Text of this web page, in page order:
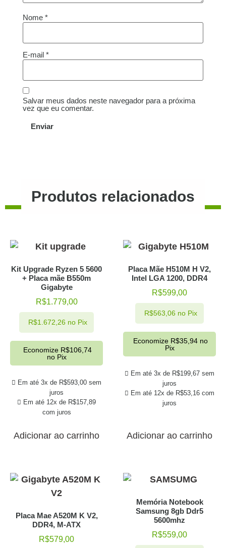
Nome *
E-mail *
Salvar meus dados neste navegador para a próxima
vez que eu comentar.
Produtos relacionados
Kit Upgrade Ryzen 5 5600
+ Placa mãe B550m
Gigabyte
R$1.779,00
Em até 3x de R$593,00 sem
juros
Em até 12x de R$157,89
com juros
R$1.672,26 no Pix
Economize R$106,74
no Pix
Adicionar ao carrinho
Placa Mãe H510M H V2,
Intel LGA 1200, DDR4
R$599,00
Em até 3x de R$199,67 sem
juros
Em até 12x de R$53,16 com
juros
R$563,06 no Pix
Economize R$35,94 no
Pix
Adicionar ao carrinho
Placa Mae A520M K V2,
DDR4, M-ATX
R$579,00
Memória Notebook
Samsung 8gb Ddr5
5600mhz
R$559,00